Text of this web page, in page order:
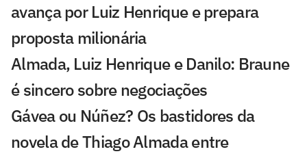
avança por Luiz Henrique e prepara
proposta milionária
Almada, Luiz Henrique e Danilo: Braune
é sincero sobre negociações
Gávea ou Núñez? Os bastidores da
novela de Thiago Almada entre